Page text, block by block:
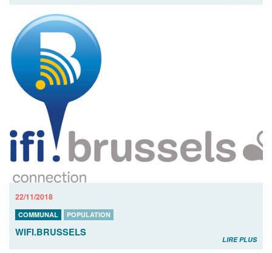
22/11/2018
COMMUNAL POPULATION
WIFI.BRUSSELS
LIRE PLUS